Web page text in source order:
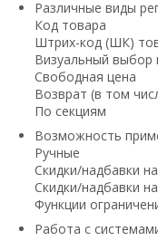
Различные виды
Код товара
Штрих-код (ШК)
Визуальный выбор
Свободная цена
Возврат (в том
По секциям
Возможность
Ручные
Скидки/надбавки
Скидки/надбавки
Функции
Работа с